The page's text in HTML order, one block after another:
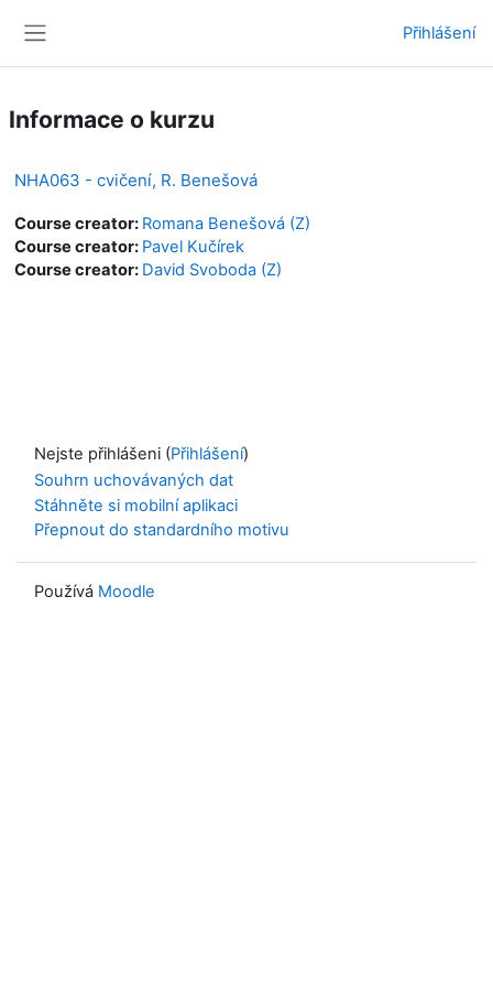
Přihlášení
Informace o kurzu
NHA063 - cvičení, R. Benešová
Course creator: Romana Benešová (Z)
Course creator: Pavel Kučírek
Course creator: David Svoboda (Z)
Nejste přihlášeni (Přihlášení)
Souhrn uchovávaných dat
Stáhněte si mobilní aplikaci
Přepnout do standardního motivu
Používá Moodle